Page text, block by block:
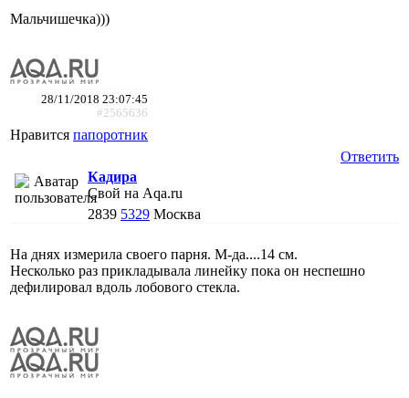
Мальчишечка)))
28/11/2018 23:07:45
#2565636
Нравится папоротник
Ответить
Кадира
Свой на Aqa.ru
2839 5329 Москва
На днях измерила своего парня. М-да....14 см.
Несколько раз прикладывала линейку пока он неспешно
дефилировал вдоль лобового стекла.